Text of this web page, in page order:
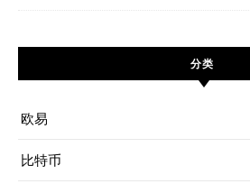
分类
欧易
比特币